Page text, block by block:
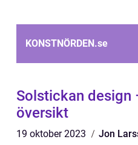
KONSTNÖRDEN.se
Solstickan design
översikt
19 oktober 2023 Jon